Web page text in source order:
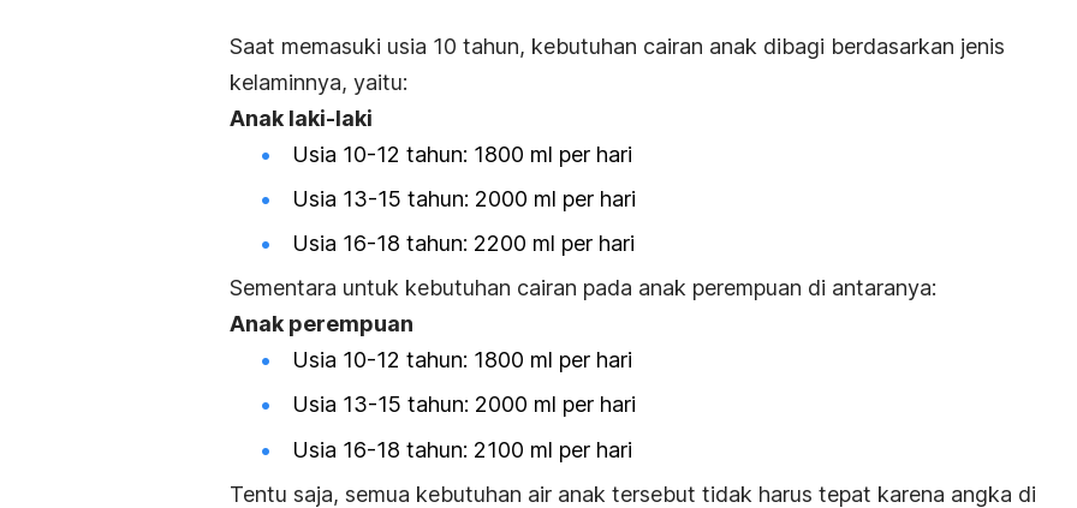
Saat memasuki usia 10 tahun, kebutuhan cairan anak dibagi berdasarkan jenis
kelaminnya, yaitu:
Anak laki-laki
Usia 10-12 tahun: 1800 ml per hari
Usia 13-15 tahun: 2000 ml per hari
Usia 16-18 tahun: 2200 ml per hari
Sementara untuk kebutuhan cairan pada anak perempuan di antaranya:
Anak perempuan
Usia 10-12 tahun: 1800 ml per hari
Usia 13-15 tahun: 2000 ml per hari
Usia 16-18 tahun: 2100 ml per hari
Tentu saja, semua kebutuhan air anak tersebut tidak harus tepat karena angka di